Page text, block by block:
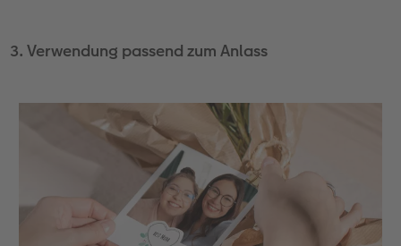
3. Verwendung passend zum Anlass